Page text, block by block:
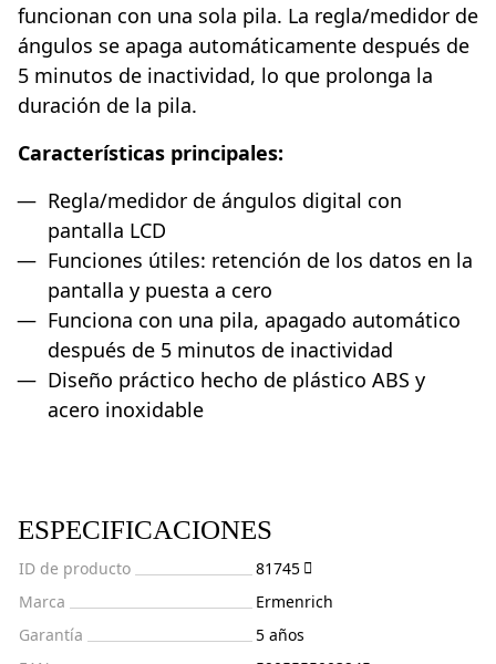
funcionan con una sola pila. La regla/medidor de
ángulos se apaga automáticamente después de
5 minutos de inactividad, lo que prolonga la
duración de la pila.
Características principales:
Regla/medidor de ángulos digital con
pantalla LCD
Funciones útiles: retención de los datos en la
pantalla y puesta a cero
Funciona con una pila, apagado automático
después de 5 minutos de inactividad
Diseño práctico hecho de plástico ABS y
acero inoxidable
ESPECIFICACIONES
ID de producto
81745
Marca
Ermenrich
Garantía
5 años